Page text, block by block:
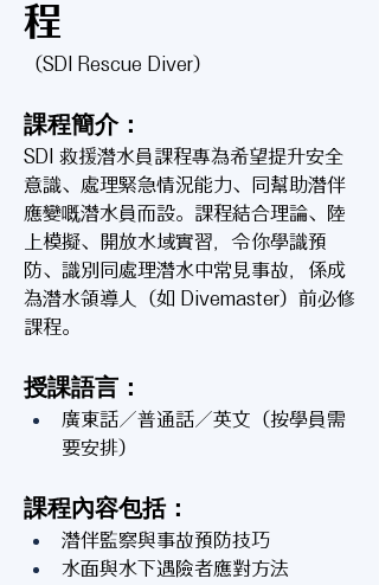
程
（SDI Rescue Diver）
課程簡介：
SDI 救援潛水員課程專為希望提升安全
意識、處理緊急情況能力、同幫助潛伴
應變嘅潛水員而設。課程結合理論、陸
上模擬、開放水域實習，令你學識預
防、識別同處理潛水中常見事故，係成
為潛水領導人（如 Divemaster）前必修
課程。
授課語言：
廣東話／普通話／英文（按學員需
要安排）
課程內容包括：
潛伴監察與事故預防技巧
水面與水下遇險者應對方法